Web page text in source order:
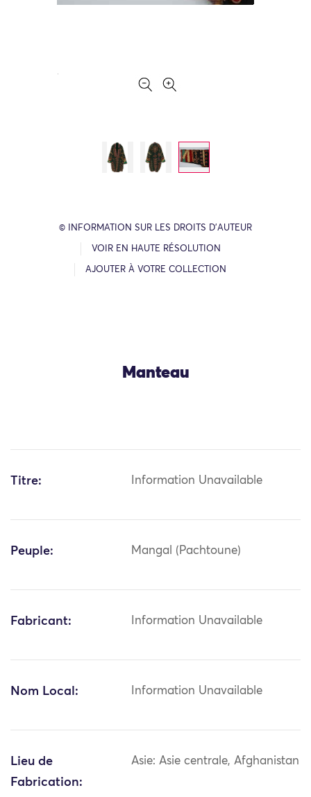
© INFORMATION SUR LES DROITS D’AUTEUR
VOIR EN HAUTE RÉSOLUTION
AJOUTER À VOTRE COLLECTION
Manteau
Titre: Information Unavailable
Peuple: Mangal (Pachtoune)
Fabricant: Information Unavailable
Nom Local: Information Unavailable
Lieu de
Fabrication:
Asie: Asie centrale, Afghanistan